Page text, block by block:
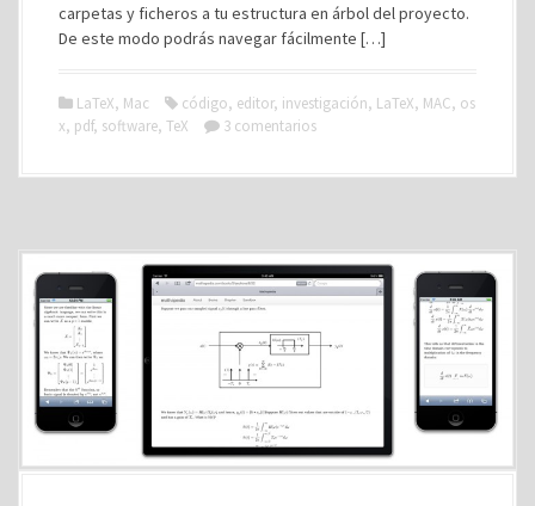
carpetas y ficheros a tu estructura en árbol del proyecto.
De este modo podrás navegar fácilmente […]
LaTeX, Mac código, editor, investigación, LaTeX, MAC, os
x, pdf, software, TeX 3 comentarios